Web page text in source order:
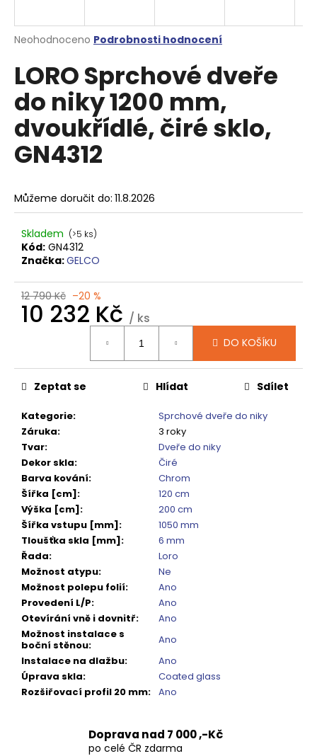
Průměrné
produktu
je
0,0
z
5
hvězdiček.
Neohodnoceno Podrobnosti hodnocení
LORO Sprchové dveře
do niky 1200 mm,
dvoukřídlé, čiré sklo,
GN4312
Můžeme doručit do: 11.8.2026
Skladem (>5 ks)
Kód: GN4312
Značka:GELCO
12 790 Kč –20 %
10 232 Kč / ks
DO KOŠÍKU
Kategorie:
Sprchové dveře do niky
Záruka:
3 roky
Tvar:
Dveře do niky
Dekor skla:
Čiré
Barva kování:
Chrom
Šířka [cm]:
120 cm
Výška [cm]:
200 cm
Šířka vstupu [mm]:
1050 mm
Tloušťka skla [mm]:
6 mm
Řada:
Loro
Možnost atypu:
Ne
Možnost polepu folií:
Ano
Provedení L/P:
Ano
Otevírání vně i dovnitř:
Ano
Možnost instalace s
boční stěnou:
Ano
Instalace na dlažbu:
Ano
Úprava skla:
Coated glass
Rozšiřovací profil 20 mm: Ano
Zeptat se Hlídat Sdílet
Doprava nad 7 000 ,-Kč
po celé ČR zdarma
j
t
?
D
o
p
r
u
e
m
SPRCHOVÁ
VANIČKA
MITIA
PMB16090
1600X900
MM,
BÍLÁ
PROFILOVANÁ
14
120
Kč
Původně:
17
650
Kč